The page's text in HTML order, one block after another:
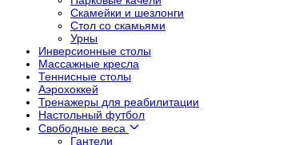
Скамейки и шезлонги
Стол со скамьями
Урны
Инверсионные столы
Массажные кресла
Теннисные столы
Аэрохоккей
Тренажеры для реабилитации
Настольный футбол
Свободные веса
Гантели